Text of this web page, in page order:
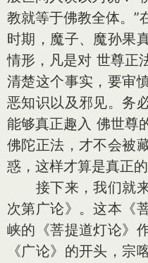
教就等于佛教全体。”
时期，魔子、魔孙果
情形，凡是对 世尊正
清楚这个事实，要审
恶知识以及邪见。务
能够真正趣入 佛世尊
佛陀正法，才不会被
惑，这样才算是真正的
接下来，我们就来
次第广论》。这本《
峡的《菩提道灯论》
《广论》的开头，宗